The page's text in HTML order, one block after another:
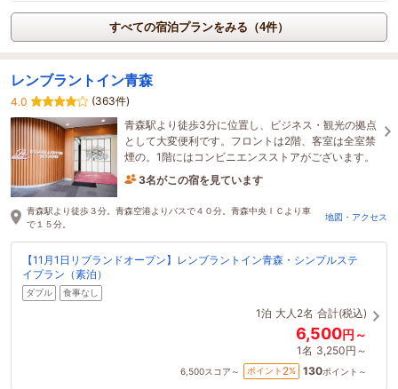
すべての宿泊プランをみる（4件）
レンブラントイン青森
4.0
(363件)
青森駅より徒歩3分に位置し、ビジネス・観光の拠点
として大変便利です。フロントは2階、客室は全室禁
煙の。1階にはコンビニエンスストアがございます。
3名がこの宿を見ています
青森駅より徒歩３分。青森空港よりバスで４０分。青森中央ＩＣより車
で１５分。
地図・アクセス
【11月1日リブランドオープン】レンブラントイン青森・シンプルステ
イプラン（素泊）
ダブル 食事なし
1泊 大人2名 合計(税込)
6,500円～
1名 3,250円～
6,500スコア～ ポイント 2% 130ポイント～